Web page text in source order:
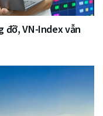
đỡ, VN-Index vẫn